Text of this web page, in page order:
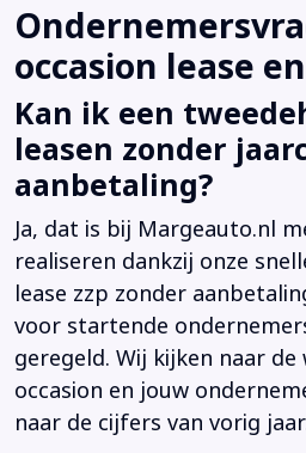
occasion lease
Kan ik een
leasen zonder
aanbetaling?
Ja, dat is bij Margeauto.nl
realiseren dankzij onze
lease zzp zonder
voor startende
geregeld. Wij kijken naar de
occasion en jouw
naar de cijfers van vorig